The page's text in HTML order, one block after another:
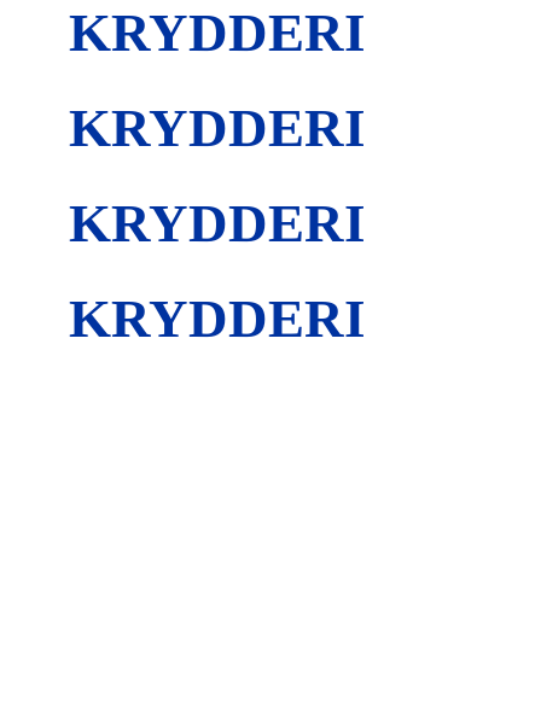
KRYDDERI
KRYDDERI
KRYDDERI
KRYDDERI